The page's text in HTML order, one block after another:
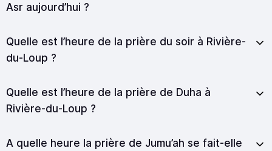
Asr aujourd’hui ?
Quelle est l’heure de la prière du soir à Rivière-
du-Loup ?
Quelle est l’heure de la prière de Duha à
Rivière-du-Loup ?
A quelle heure la prière de Jumu’ah se fait-elle